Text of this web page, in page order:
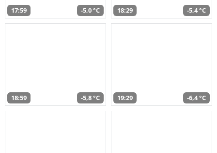
17:59 -5,0 °C 18:29 -5,4 °C
18:59 -5,8 °C 19:29 -6,4 °C